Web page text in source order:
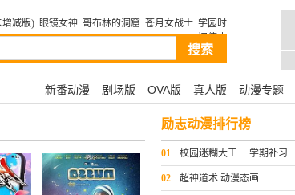
增减版) 眼镜女神 哥布林的洞窟 苍月女战士 学园时
新番动漫 剧场版 OVA版 真人版 动漫专题
励志动漫排行榜
01 校园迷糊大王 一学期补习
02 超神道术 动漫态画